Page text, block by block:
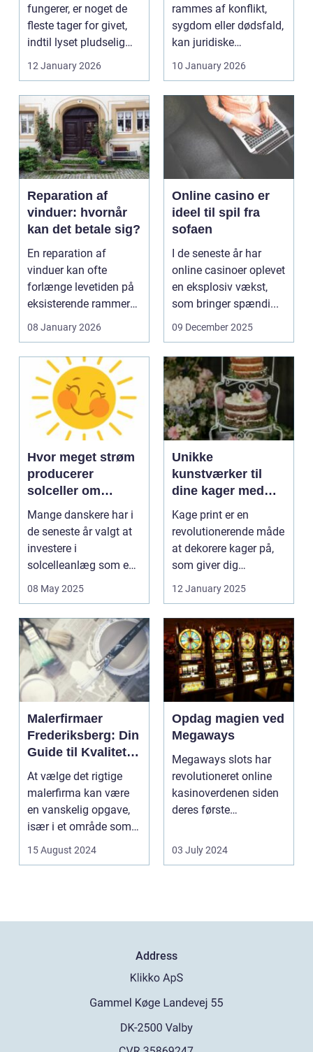
fungerer, er noget de
fleste tager for givet,
indtil lyset pludselig
går, el...
12 January 2026
rammes af konflikt,
sygdom eller dødsfald,
kan juridiske
spørgsmål hurtigt
10 January 2026
Reparation af
vinduer: hvornår
kan det betale sig?
En reparation af
vinduer kan ofte
forlænge levetiden på
eksisterende rammer
og glas med ...
08 January 2026
Online casino er
ideel til spil fra
sofaen
I de seneste år har
online casinoer oplevet
en eksplosiv vækst,
som bringer spændi...
09 December 2025
Hvor meget strøm
producerer
solceller om
vinteren?
Mange danskere har i
de seneste år valgt at
investere i
solcelleanlæg som en
bæred...
08 May 2025
Unikke
kunstværker til
dine kager med
kage print
Kage print er en
revolutionerende måde
at dekorere kager på,
som giver dig
mulighed for ...
12 January 2025
Malerfirmaer
Frederiksberg: Din
Guide til Kvalitet
og Service
At vælge det rigtige
malerfirma kan være
en vanskelig opgave,
især i et område som
Frederiksberg, hv...
15 August 2024
Opdag magien ved
Megaways
Megaways slots har
revolutioneret online
kasinoverdenen siden
deres første
spillea...
03 July 2024
Address